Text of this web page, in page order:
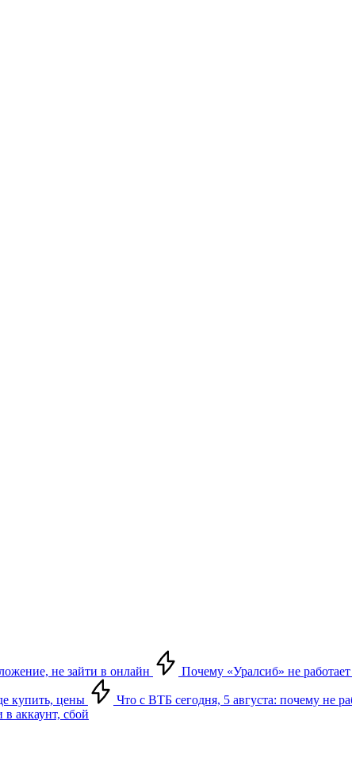
не зайти в онлайн Почему «Уралсиб» не
купить, цены
Что с ВТБ сегодня, 5 августа: почему не
в аккаунт, сбой